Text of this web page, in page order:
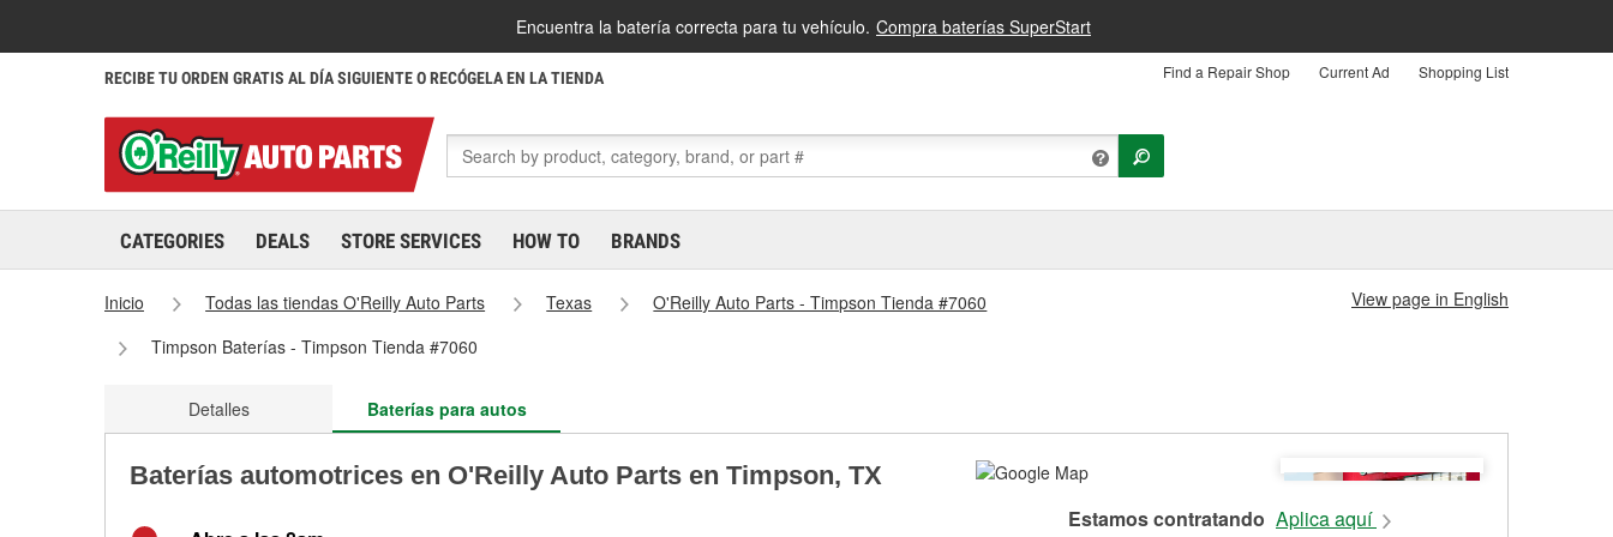
Encuentra la batería correcta para tu vehículo. Compra baterías SuperStart
RECIBE TU ORDEN GRATIS AL DÍA SIGUIENTE O RECÓGELA EN LA TIENDA Find a Repair Shop Current Ad Shopping List
CATEGORIES DEALS STORE SERVICES HOW TO BRANDS
Inicio Todas las tiendas O'Reilly Auto Parts Texas
O'Reilly Auto Parts - Timpson Tienda #7060
Timpson Baterías - Timpson Tienda #7060
View page in English
Detalles Baterías para autos
Baterías automotrices en O'Reilly Auto Parts en Timpson, TX
Estamos contratando Aplica aquí